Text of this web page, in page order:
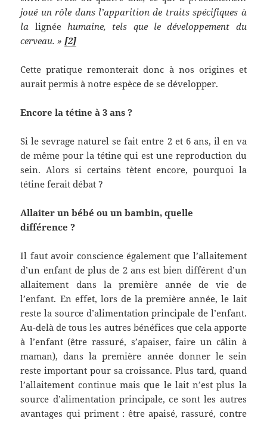
joué un rôle dans l’apparition de traits spécifiques à
la lignéehumaine, tels que le développement du
cerveau. »[2]
Cette pratique remonterait donc à nos origines et
aurait permis à notre espèce de se développer.
Encore la tétine à 3 ans ?
Si le sevrage naturel se fait entre 2 et 6 ans, il en va
de même pour la tétine qui est une reproduction du
sein. Alors si certains tètent encore, pourquoi la
tétine ferait débat ?
Allaiter un bébé ou un bambin, quelle
différence ?
Il faut avoir conscience également que l’allaitement
d’un enfant de plus de 2 ans est bien différent d’un
allaitement dans la première année de vie de
l’enfant. En effet, lors de la première année, le lait
reste la source d’alimentation principale de l’enfant.
Au-delà de tous les autres bénéfices que cela apporte
à l’enfant (être rassuré, s’apaiser, faire un câlin à
maman), dans la première année donner le sein
reste important pour sa croissance. Plus tard, quand
l’allaitement continue mais que le lait n’est plus la
source d’alimentation principale, ce sont les autres
avantages qui priment : être apaisé, rassuré, contre